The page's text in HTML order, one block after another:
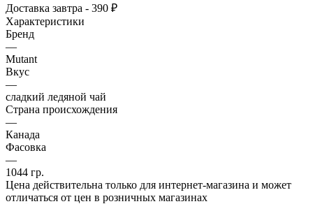
Доставка завтра - 390 ₽
Характеристики
Бренд
—
Mutant
Вкус
—
сладкий ледяной чай
Страна происхождения
—
Канада
Фасовка
—
1044 гр.
Цена действительна только для интернет-магазина и может
отличаться от цен в розничных магазинах